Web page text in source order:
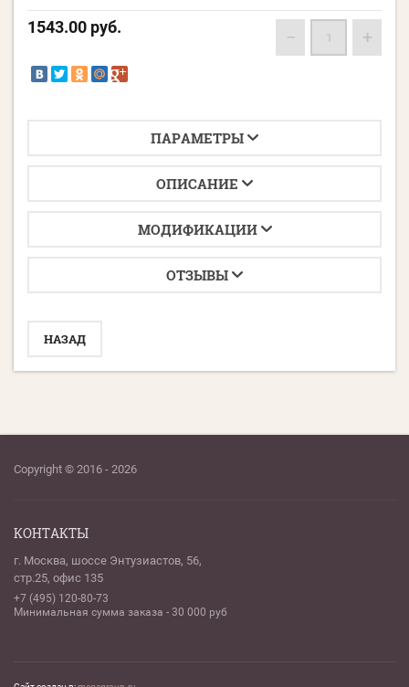
1543.00 руб. − +
ПАРАМЕТРЫ
ОПИСАНИЕ
МОДИФИКАЦИИ
ОТЗЫВЫ
НАЗАД
Copyright © 2016 - 2026
КОНТАКТЫ
г. Москва, шоссе Энтузиастов, 56,
стр.25, офис 135
+7 (495) 120-80-73
Минимальная сумма заказа - 30 000 руб